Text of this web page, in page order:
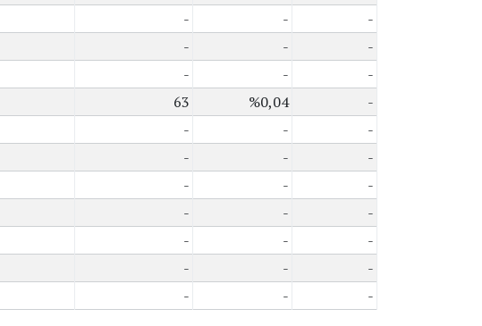
- -
-
- -
-
- -
-
63 %0,04
-
- -
-
- -
-
- -
-
- -
-
- -
-
- -
-
- - -